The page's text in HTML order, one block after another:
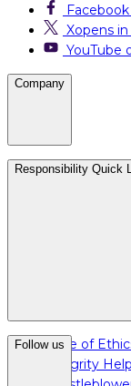
Facebook
Xopens
YouTube
Company
Careers
Doing
For Plant
Consumer
Responsibility Quick
Code of
Integrity
Follow us